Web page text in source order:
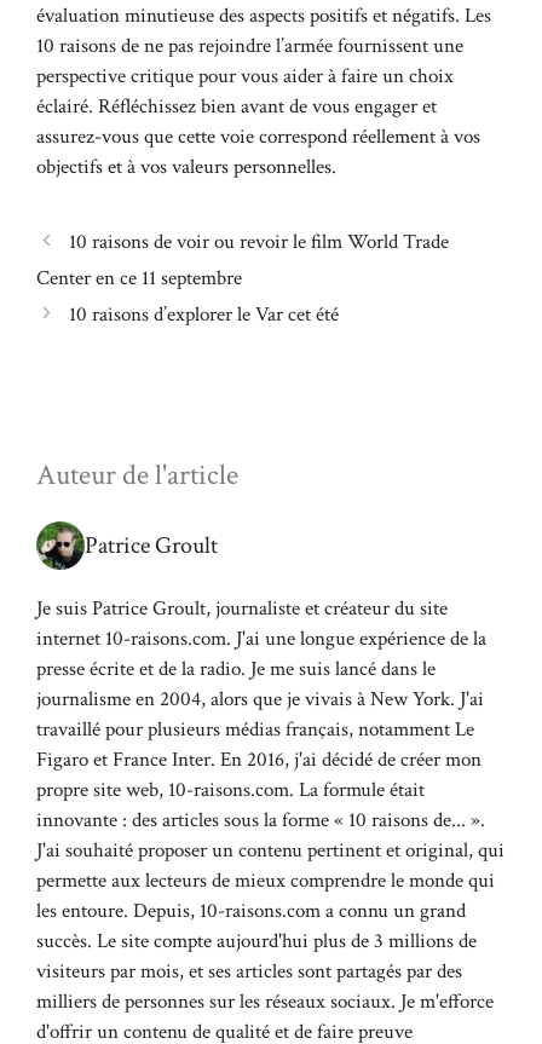
évaluation minutieuse des aspects positifs et négatifs. Les
10 raisons de ne pas rejoindre l’armée fournissent une
perspective critique pour vous aider à faire un choix
éclairé. Réfléchissez bien avant de vous engager et
assurez-vous que cette voie correspond réellement à vos
objectifs et à vos valeurs personnelles.
10 raisons de voir ou revoir le film World Trade
Center en ce 11 septembre
10 raisons d’explorer le Var cet été
Auteur de l'article
Patrice Groult
Je suis Patrice Groult, journaliste et créateur du site
internet 10-raisons.com. J'ai une longue expérience de la
presse écrite et de la radio. Je me suis lancé dans le
journalisme en 2004, alors que je vivais à New York. J'ai
travaillé pour plusieurs médias français, notamment Le
Figaro et France Inter. En 2016, j'ai décidé de créer mon
propre site web, 10-raisons.com. La formule était
innovante : des articles sous la forme « 10 raisons de... ».
J'ai souhaité proposer un contenu pertinent et original, qui
permette aux lecteurs de mieux comprendre le monde qui
les entoure. Depuis, 10-raisons.com a connu un grand
succès. Le site compte aujourd'hui plus de 3 millions de
visiteurs par mois, et ses articles sont partagés par des
milliers de personnes sur les réseaux sociaux. Je m'efforce
d'offrir un contenu de qualité et de faire preuve